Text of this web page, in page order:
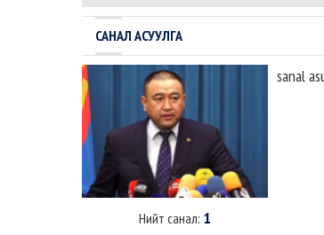
эвэрнээс хойно у..
САНАЛ АСУУЛГА
Нийт санал: 1
sanal